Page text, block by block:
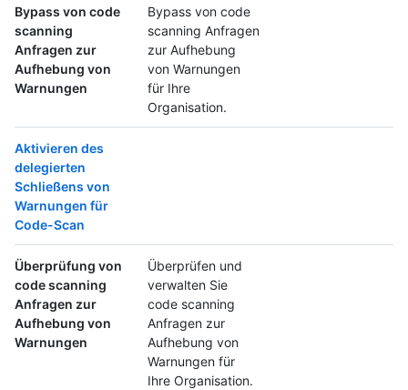
Bypass von code
scanning
Anfragen zur
Aufhebung von
Warnungen
Bypass von code
scanning Anfragen
zur Aufhebung
von Warnungen
für Ihre
Organisation.
Aktivieren des
delegierten
Schließens von
Warnungen für
Code-Scan
Überprüfung von
code scanning
Anfragen zur
Aufhebung von
Warnungen
Überprüfen und
verwalten Sie
code scanning
Anfragen zur
Aufhebung von
Warnungen für
Ihre Organisation.